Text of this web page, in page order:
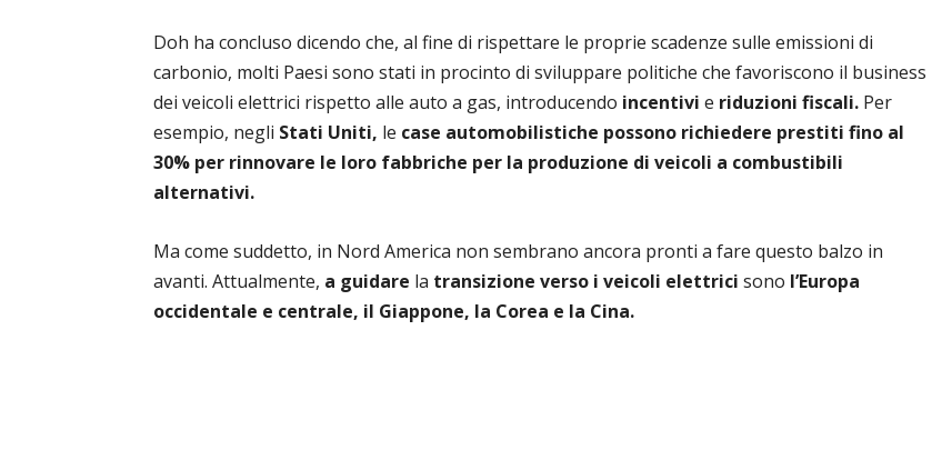
Doh ha concluso dicendo che, al fine di rispettare le proprie scadenze sulle emissioni di
carbonio, molti Paesi sono stati in procinto di sviluppare politiche che favoriscono il business
dei veicoli elettrici rispetto alle auto a gas, introducendo incentivi e riduzioni fiscali. Per
esempio, negli Stati Uniti, le case automobilistiche possono richiedere prestiti fino al
30% per rinnovare le loro fabbriche per la produzione di veicoli a combustibili
alternativi.
Ma come suddetto, in Nord America non sembrano ancora pronti a fare questo balzo in
avanti. Attualmente, a guidare la transizione verso i veicoli elettrici sono l’Europa
occidentale e centrale, il Giappone, la Corea e la Cina.